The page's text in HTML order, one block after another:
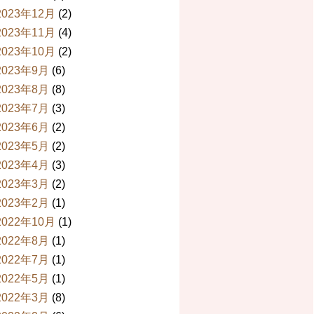
年12月 (2)
年11月 (4)
年10月 (2)
年9月 (6)
年8月 (8)
年7月 (3)
年6月 (2)
年5月 (2)
年4月 (3)
年3月 (2)
年2月 (1)
年10月 (1)
年8月 (1)
年7月 (1)
年5月 (1)
年3月 (8)